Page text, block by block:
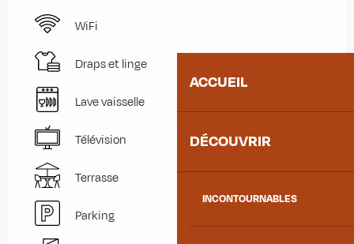
ACCUEIL
DÉCOUVRIR
INCONTOURNABLES
WiFi
Draps et linge
Lave vaisselle
Télévision
Terrasse
Parking